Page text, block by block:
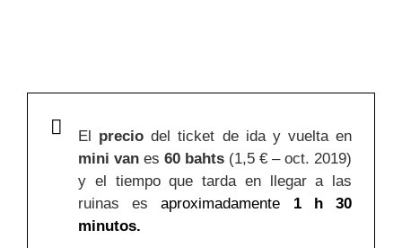
El precio del ticket de ida y vuelta en
mini van es 60 bahts (1,5 € – oct. 2019)
y el tiempo que tarda en llegar a las
ruinas esaproximadamente 1 h 30
minutos.